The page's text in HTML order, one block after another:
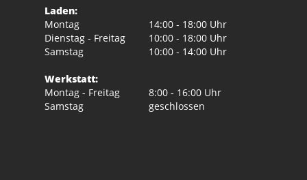
Laden:
Montag
14:00 - 18:00 Uhr
Dienstag - Freitag
10:00 - 18:00 Uhr
Samstag
10:00 - 14:00 Uhr
Werkstatt:
Montag - Freitag
8:00 - 16:00 Uhr
Samstag
geschlossen